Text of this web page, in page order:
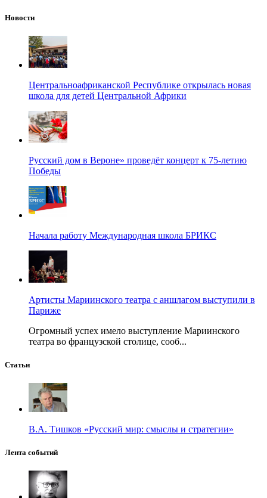
Новости
Центральноафриканской Республике открылась новая
школа для детей Центральной Африки
Русский дом в Вероне» проведёт концерт к 75-летию
Победы
Начала работу Международная школа БРИКС
Артисты Мариинского театра с аншлагом выступили в
Париже
Огромный успех имело выступление Мариинского
театра во французской столице, сооб...
Статьи
В.А. Тишков «Русский мир: смыслы и стратегии»
Лента событий